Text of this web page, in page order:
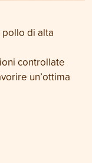
pollo di alta
controllate
un’ottima